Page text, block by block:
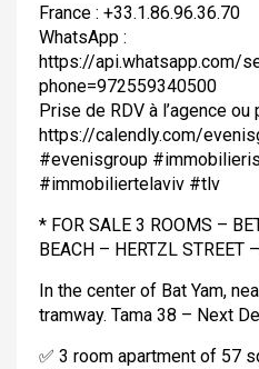
France : +33.1.86.96.36.70
WhatsApp :
https://api.whatsapp.com/
phone=972559340500
Prise de RDV à l’agence ou
https://calendly.com/
#evenisgroup
#immobiliertelaviv #tlv
* FOR SALE 3 ROOMS –
BEACH – HERTZL STREET
In the center of Bat Yam,
tramway. Tama 38 – Next
✅ 3 room apartment of 57